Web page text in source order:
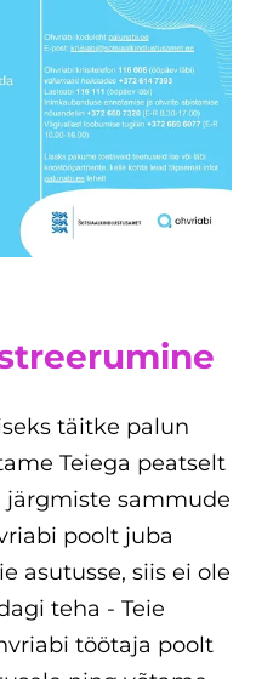
täitke palun
Teiega peatselt
sammude
poolt juba
asutusse, siis ei ole
teha - Teie
töötaja poolt